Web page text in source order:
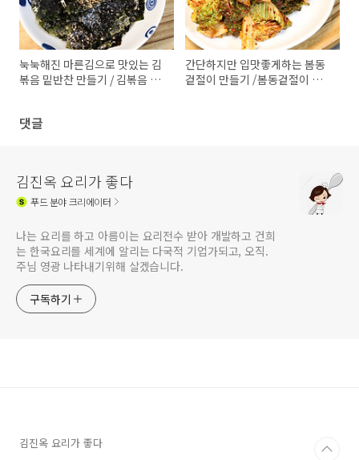
눅눅해진 마른김으로 맛있는 김
볶음 밑반찬 만들기 / 김볶음 레
간단하지만 입맛좋게하는 봄동
겉절이 만들기 /봄동겉절이 만드
댓글
김진옥 요리가 좋다
푸드분야 크리에이터
나는 요리를 하고 아름이는 요리전수 받아 개발하고 건희
는 한국요리를 세계에 알리는 다국적 기업가되고, 오직.
주님 영광 나타내기위해 살겠습니다.
구독하기
김진옥 요리가 좋다